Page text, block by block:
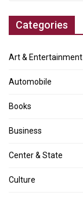
Categories
Art & Entertainment
Automobile
Books
Business
Center & State
Culture